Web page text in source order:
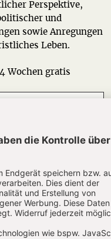
Perspektive,
und
sowie Anregungen
Leben.
Wochen gratis